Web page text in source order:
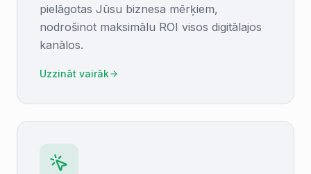
pielāgotas Jūsu biznesa mērķiem,
nodrošinot maksimālu ROI visos digitālajos
kanālos.
Uzzināt vairāk